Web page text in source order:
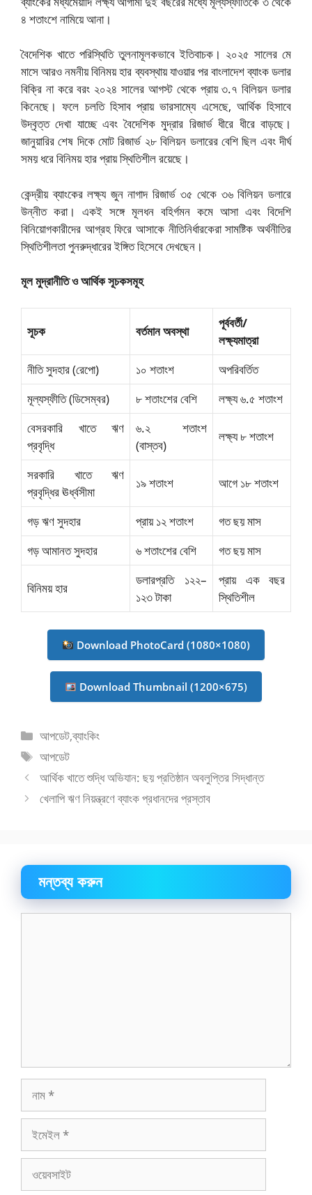
৪ শতাংশে নামিয়ে আনা।
বৈদেশিক খাতে পরিস্থিতি তুলনামূলকভাবে ইতিবাচক। ২০২৫ সালের মে
মাসে আরও নমনীয় বিনিময় হার ব্যবস্থায় যাওয়ার পর বাংলাদেশ ব্যাংক ডলার
বিক্রি না করে বরং ২০২৪ সালের আগস্ট থেকে প্রায় ৩.৭ বিলিয়ন ডলার
কিনেছে। ফলে চলতি হিসাব প্রায় ভারসাম্যে এসেছে, আর্থিক হিসাবে
উদ্বৃত্ত দেখা যাচ্ছে এবং বৈদেশিক মুদ্রার রিজার্ভ ধীরে ধীরে বাড়ছে।
জানুয়ারির শেষ দিকে মোট রিজার্ভ ২৮ বিলিয়ন ডলারের বেশি ছিল এবং দীর্ঘ
সময় ধরে বিনিময় হার প্রায় স্থিতিশীল রয়েছে।
কেন্দ্রীয় ব্যাংকের লক্ষ্য জুন নাগাদ রিজার্ভ ৩৫ থেকে ৩৬ বিলিয়ন ডলারে
উন্নীত করা। একই সঙ্গে মূলধন বহির্গমন কমে আসা এবং বিদেশি
বিনিয়োগকারীদের আগ্রহ ফিরে আসাকে নীতিনির্ধারকেরা সামষ্টিক অর্থনীতির
স্থিতিশীলতা পুনরুদ্ধারের ইঙ্গিত হিসেবে দেখছেন।
মূল মুদ্রানীতি ও আর্থিক সূচকসমূহ
সূচক বর্তমান অবস্থা
পূর্ববর্তী/
লক্ষ্যমাত্রা
নীতি সুদহার (রেপো)
১০ শতাংশ
অপরিবর্তিত
মূল্যস্ফীতি (ডিসেম্বর)
৮ শতাংশের বেশি
লক্ষ্য ৬.৫ শতাংশ
বেসরকারি খাতে ঋণ
প্রবৃদ্ধি
৬.২ শতাংশ
(বাস্তব)
লক্ষ্য ৮ শতাংশ
সরকারি খাতে ঋণ
প্রবৃদ্ধির ঊর্ধ্বসীমা
১৯ শতাংশ আগে ১৮ শতাংশ
গড় ঋণ সুদহার প্রায় ১২ শতাংশ
গত ছয় মাস
গড় আমানত সুদহার
৬ শতাংশের বেশি গত ছয় মাস
বিনিময় হার
ডলারপ্রতি ১২২–
১২৩ টাকা
প্রায় এক বছর
স্থিতিশীল
Download PhotoCard (1080×1080)
Download Thumbnail (1200×675)
বিভাগ
সমূহ
আপডেট,ব্যাংকিং
ট্যাগ
সমূহ
আপডেট
আর্থিক খাতে শুদ্ধি অভিযান: ছয় প্রতিষ্ঠান অবলুপ্তির সিদ্ধান্ত
খেলাপি ঋণ নিয়ন্ত্রণে ব্যাংক প্রধানদের প্রস্তাব
মন্তব্য করুন
ইমেইল